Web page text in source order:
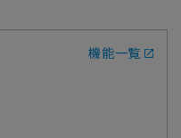
機能一覧